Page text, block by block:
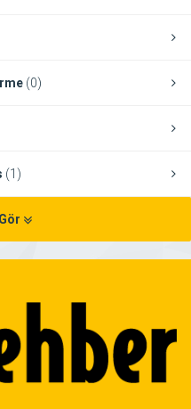
(0)
(1)